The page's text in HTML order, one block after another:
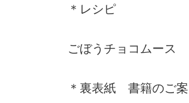
＊レシピ
ごぼうチョコムース
＊裏表紙 書籍のご